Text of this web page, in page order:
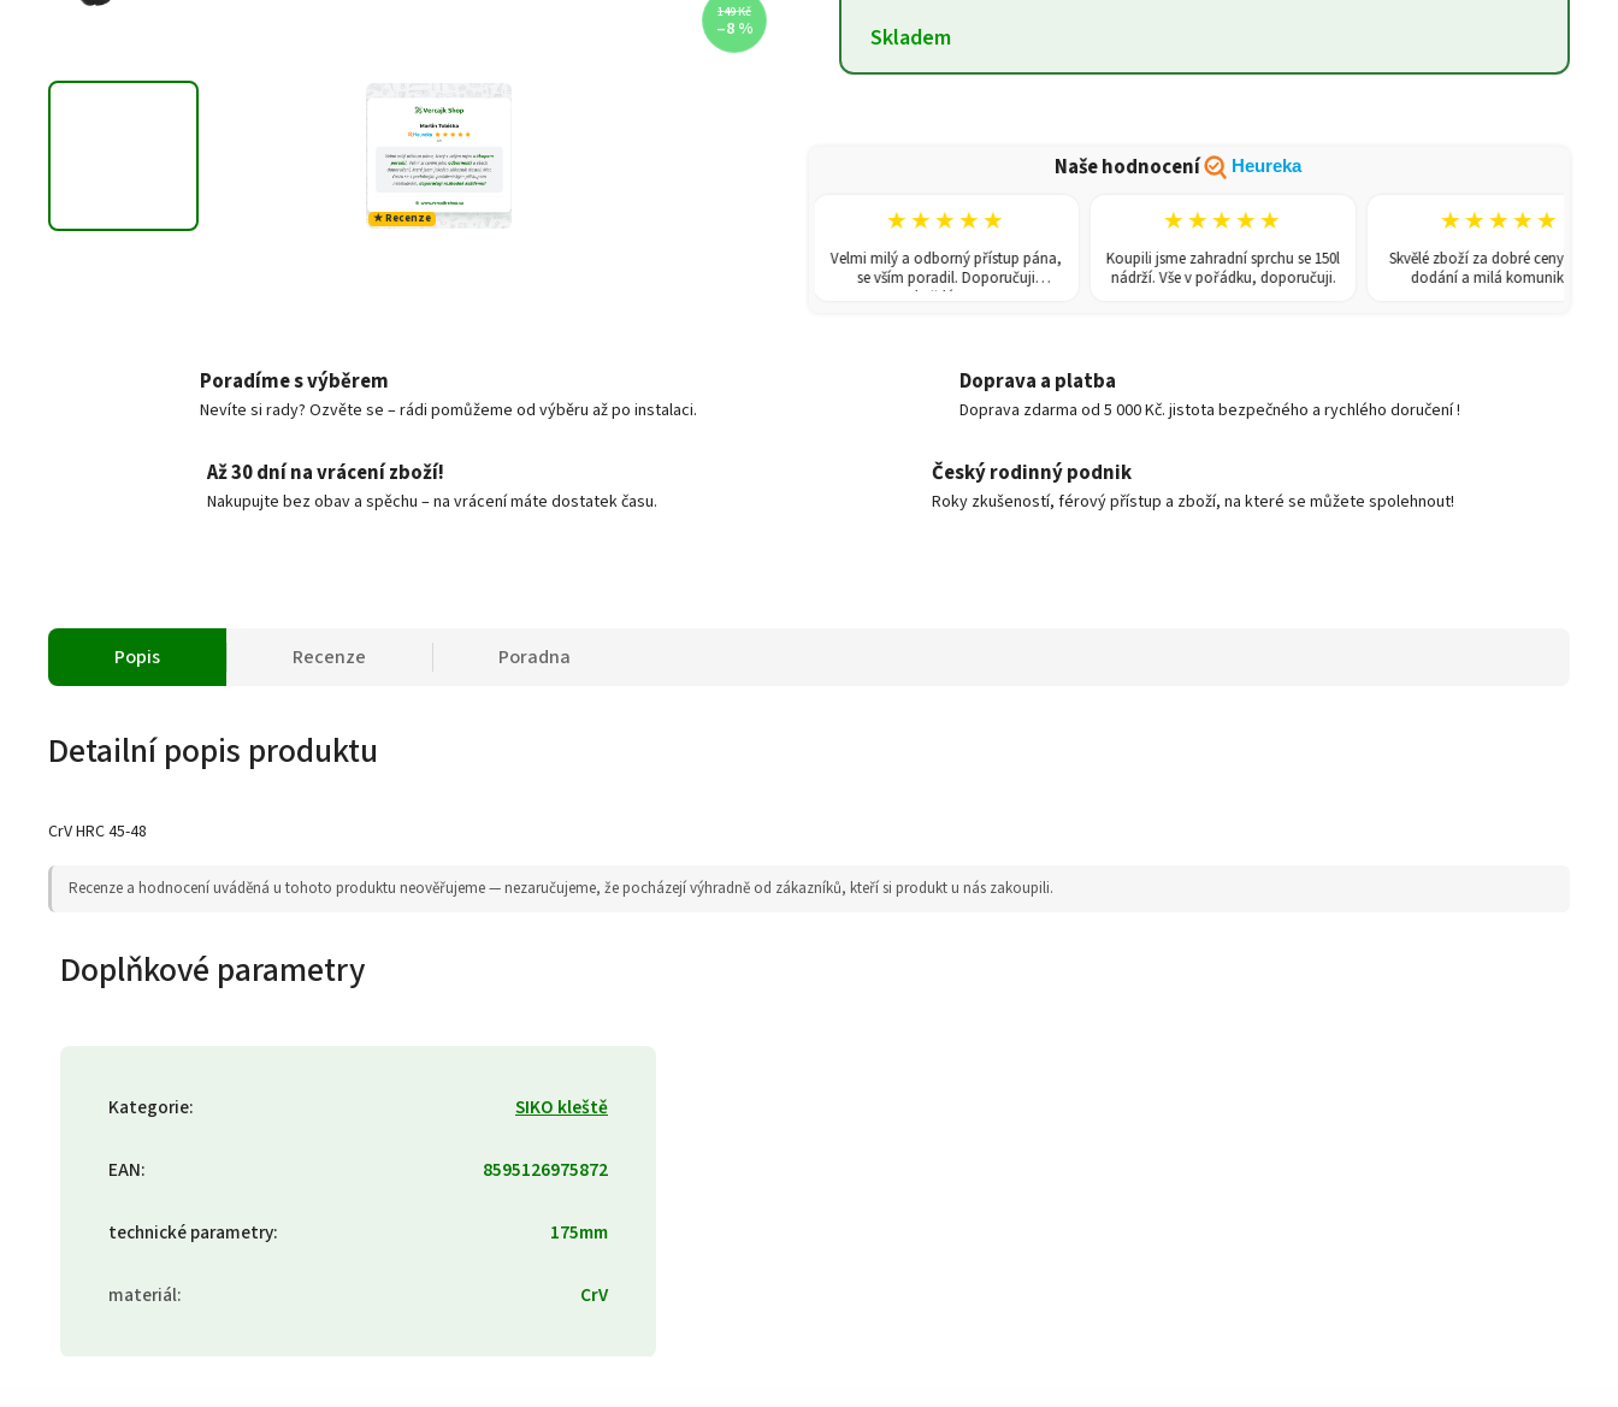
149 Kč
–8 %
★ Recenze
Skladem
Naše hodnocení Heureka
★★★★★
Velmi milý a odborný přístup pána,
se vším poradil. Doporučuji
každému!
★★★★★
Koupili jsme zahradní sprchu se 150l
nádrží. Vše v pořádku, doporučuji.
★★★★★
Skvělé zboží za dobré ceny, rychlé
dodání a milá komunikace.
Poradíme s výběrem
Nevíte si rady? Ozvěte se – rádi pomůžeme od výběru až po instalaci.
Doprava a platba
Doprava zdarma od 5 000 Kč. jistota bezpečného a rychlého doručení !
Až 30 dní na vrácení zboží!
Nakupujte bez obav a spěchu – na vrácení máte dostatek času.
Český rodinný podnik
Roky zkušeností, férový přístup a zboží, na které se můžete spolehnout!
Popis Recenze Poradna
Detailní popis produktu
CrV HRC 45-48
Recenze a hodnocení uváděná u tohoto produktu neověřujeme — nezaručujeme, že pocházejí výhradně od zákazníků, kteří si produkt u nás zakoupili.
Doplňkové parametry
Kategorie: SIKO kleště
EAN: 8595126975872
technické parametry: 175mm
materiál: CrV